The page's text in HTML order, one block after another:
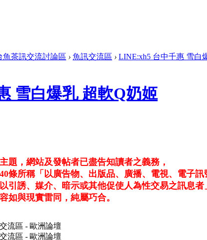
魚茶訊交流討論區 › 魚訊交流區 › LINE:xh5 台中千惠 雪白
雪白爆乳 超軟Q奶姬
題，網站及發帖者已盡告知讀者之義務，
條所稱「以廣告物、出版品、廣播、電視、電子訊
引誘、媒介、暗示或其他促使人為性交易之訊息者
如與現實雷同，純屬巧合。